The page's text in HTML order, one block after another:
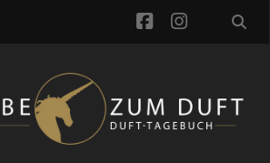
facebook